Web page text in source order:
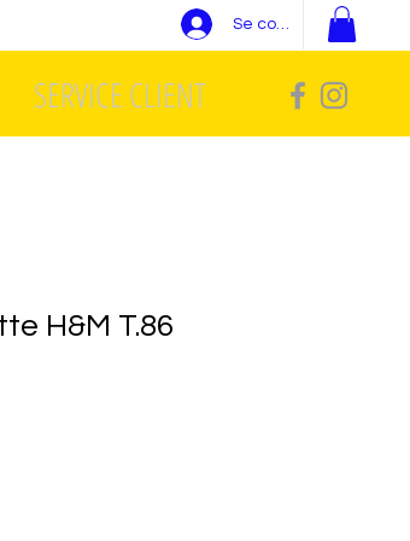
Se connecter
SERVICE CLIENT
H&M T.86